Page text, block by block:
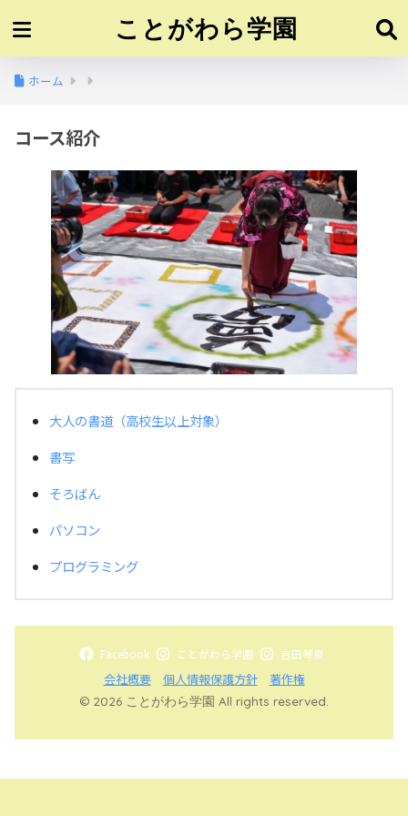
ことがわら学園
ホーム
コース紹介
大人の書道（高校生以上対象）
書写
そろばん
パソコン
プログラミング
Facebook ことがわら学園 吉田琴泉
会社概要 個人情報保護方針 著作権
© 2026 ことがわら学園 All rights reserved.